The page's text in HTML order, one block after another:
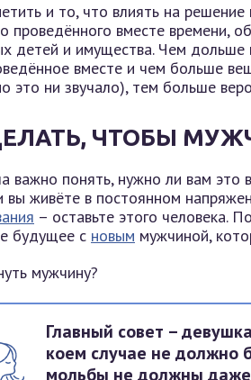
и то, что влиять на
проведённого вместе времени,
детей и имущества. Чем дольше
вместе и чем больше
это ни звучало), тем больше
ЧТОБЫ
важно понять, нужно ли вам
вы живёте в постоянном
– оставьте этого человека.
будущее с новым мужчиной,
Главный совет –
коем случае не должно
мольбы не должны